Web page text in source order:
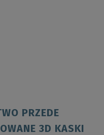
PRZEDE
3D KASKI